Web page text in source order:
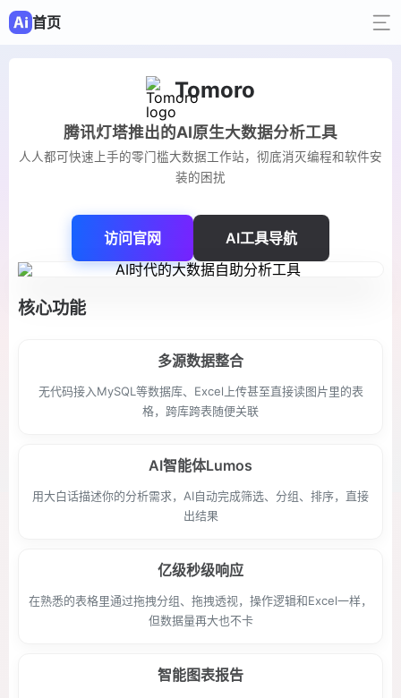
首页
Tomoro
腾讯灯塔推出的AI原生大数据分析工具
人人都可快速上手的零门槛大数据工作站，彻底消灭编程和软件安
装的困扰
访问官网 AI工具导航
核心功能
多源数据整合
无代码接入MySQL等数据库、Excel上传甚至直接读图片里的表
格，跨库跨表随便关联
AI智能体Lumos
用大白话描述你的分析需求，AI自动完成筛选、分组、排序，直接
出结果
亿级秒级响应
在熟悉的表格里通过拖拽分组、拖拽透视，操作逻辑和Excel一样，
但数据量再大也不卡
智能图表报告